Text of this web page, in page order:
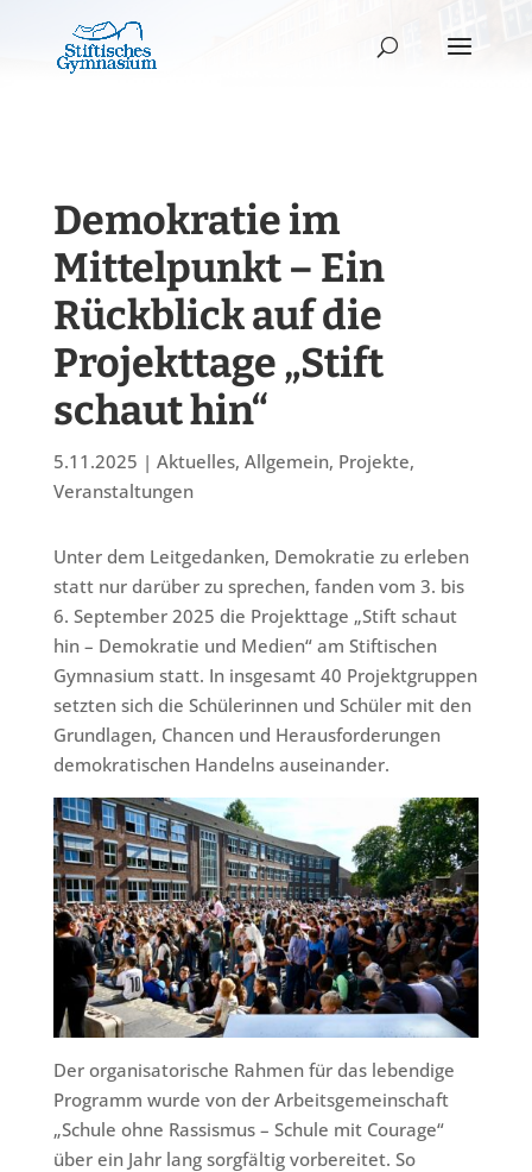
Demokratie im
Mittelpunkt – Ein
Rückblick auf die
Projekttage „Stift
schaut hin“
5.11.2025 | Aktuelles, Allgemein, Projekte,
Veranstaltungen
Unter dem Leitgedanken, Demokratie zu erleben
statt nur darüber zu sprechen, fanden vom 3. bis
6. September 2025 die Projekttage „Stift schaut
hin – Demokratie und Medien“ am Stiftischen
Gymnasium statt. In insgesamt 40 Projektgruppen
setzten sich die Schülerinnen und Schüler mit den
Grundlagen, Chancen und Herausforderungen
demokratischen Handelns auseinander.
Der organisatorische Rahmen für das lebendige
Programm wurde von der Arbeitsgemeinschaft
„Schule ohne Rassismus – Schule mit Courage“
über ein Jahr lang sorgfältig vorbereitet. So